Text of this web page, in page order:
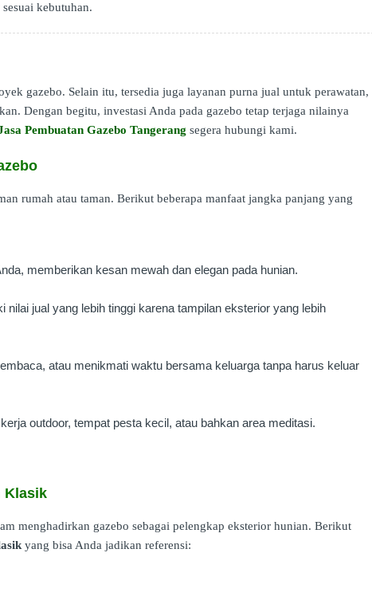
kebutuhan.
gazebo. Selain itu, tersedia juga layanan purna jual untuk perawatan,
Dengan begitu, investasi Anda pada gazebo tetap terjaga nilainya
Pembuatan Gazebo Tangerang segera hubungi kami.
rumah atau taman. Berikut beberapa manfaat jangka panjang yang
memberikan kesan mewah dan elegan pada hunian.
nilai jual yang lebih tinggi karena tampilan eksterior yang lebih
atau menikmati waktu bersama keluarga tanpa harus keluar
outdoor, tempat pesta kecil, atau bahkan area meditasi.
Klasik
menghadirkan gazebo sebagai pelengkap eksterior hunian. Berikut
yang bisa Anda jadikan referensi: